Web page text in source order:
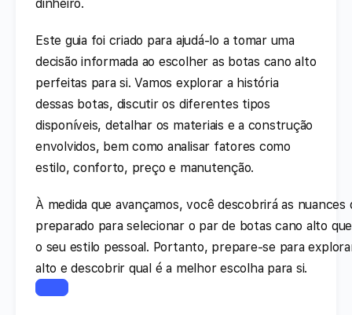
dinheiro.
Este guia foi criado para ajudá-lo a tomar uma
decisão informada ao escolher as botas cano alto
perfeitas para si. Vamos explorar a história
dessas botas, discutir os diferentes tipos
disponíveis, detalhar os materiais e a construção
envolvidos, bem como analisar fatores como
estilo, conforto, preço e manutenção.
À medida que avançamos, você descobrirá as
preparado para selecionar o par de botas cano alto
o seu estilo pessoal. Portanto, prepare-se para
alto e descobrir qual é a melhor escolha para si.